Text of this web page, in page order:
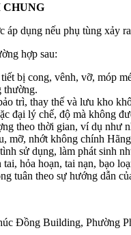
CHUNG
áp dụng nếu phụ tùng xảy
hợp sau:
bị cong, vênh, vỡ, móp
thường.
trì, thay thế và lưu kho
đại lý chế, độ mà không
theo thời gian, ví dụ như
mỡ, nhớt không chính
sử dụng, làm phát sinh
hỏa hoạn, tai nạn, bạo
tuân theo sự hướng dẫn
Đồng Building, Phường